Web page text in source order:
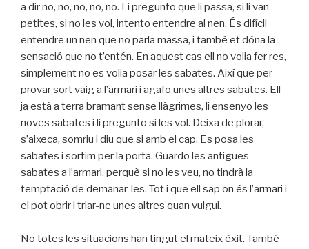
a dir no, no, no, no, no. Li pregunto que li passa, si li van
petites, si no les vol, intento entendre al nen. És difícil
entendre un nen que no parla massa, i també et dóna la
sensació que no t’entén. En aquest cas ell no volia fer res,
simplement no es volia posar les sabates. Així que per
provar sort vaig a l’armari i agafo unes altres sabates. Ell
ja està a terra bramant sense llàgrimes, li ensenyo les
noves sabates i li pregunto si les vol. Deixa de plorar,
s’aixeca, somriu i diu que si amb el cap. Es posa les
sabates i sortim per la porta. Guardo les antigues
sabates a l’armari, perquè si no les veu, no tindrà la
temptació de demanar-les. Tot i que ell sap on és l’armari i
el pot obrir i triar-ne unes altres quan vulgui.
No totes les situacions han tingut el mateix èxit. També